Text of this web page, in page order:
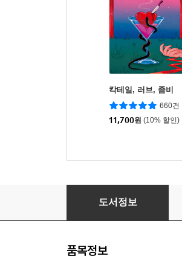
칵테일, 러브, 좀비
660건
11,700원 (10% 할인)
이런 얘기 하지 말까?
도서정보
품목정보